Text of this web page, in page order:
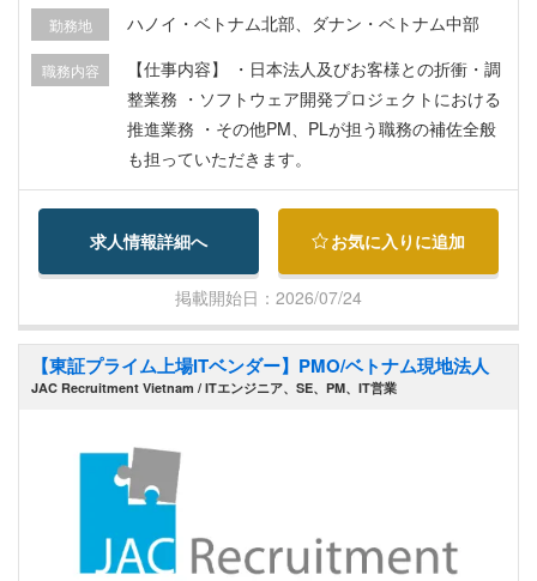
勤務地 ハノイ・ベトナム北部、ダナン・ベトナム中部
職務内容
【仕事内容】 ・日本法人及びお客様との折衝・調
整業務 ・ソフトウェア開発プロジェクトにおける
推進業務 ・その他PM、PLが担う職務の補佐全般
も担っていただきます。
求人情報詳細へ お気に入りに追加
掲載開始日：2026/07/24
【東証プライム上場ITベンダー】PMO/ベトナム現地法人
JAC Recruitment Vietnam / ITエンジニア、SE、PM、IT営業